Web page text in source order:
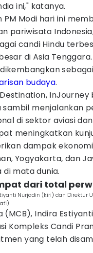
ini," katanya.
PM Modi hari ini
pariwisata
candi Hindu
di Asia
budaya.
menjalankan
di sektor aviasi
meningkatkan
dampak
Yogyakarta, dan
mata dunia.
dari total
Nurjadin (kiri) dan Direktur
Indira
Kompleks Candi
yang telah